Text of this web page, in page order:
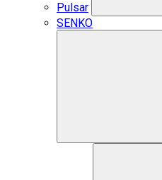
Pulsar
SENKO